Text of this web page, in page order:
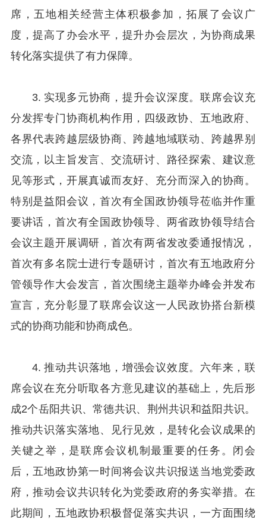
席，五地相关经营主体积极参加，拓展了会议广
度，提高了办会水平，提升办会层次，为协商成果
转化落实提供了有力保障。
3. 实现多元协商，提升会议深度。联席会议充
分发挥专门协商机构作用，四级政协、五地政府、
各界代表跨越层级协商、跨越地域联动、跨越界别
交流，以主旨发言、交流研讨、路径探索、建议意
见等形式，开展真诚而友好、充分而深入的协商。
特别是益阳会议，首次有全国政协领导莅临并作重
要讲话，首次有全国政协领导、两省政协领导结合
会议主题开展调研，首次有两省发改委通报情况，
首次有多名院士进行专题研讨，首次有五地政府分
管领导作大会发言，首次围绕主题举办峰会并发布
宣言，充分彰显了联席会议这一人民政协搭台新模
式的协商功能和协商成色。
4. 推动共识落地，增强会议效度。六年来，联
席会议在充分听取各方意见建议的基础上，先后形
成2个岳阳共识、常德共识、荆州共识和益阳共识。
推动共识落实落地、见行见效，是转化会议成果的
关键之举，是联席会议机制最重要的任务。闭会
后，五地政协第一时间将会议共识报送当地党委政
府，推动会议共识转化为党委政府的务实举措。在
此期间，五地政协积极督促落实共识，一方面围绕